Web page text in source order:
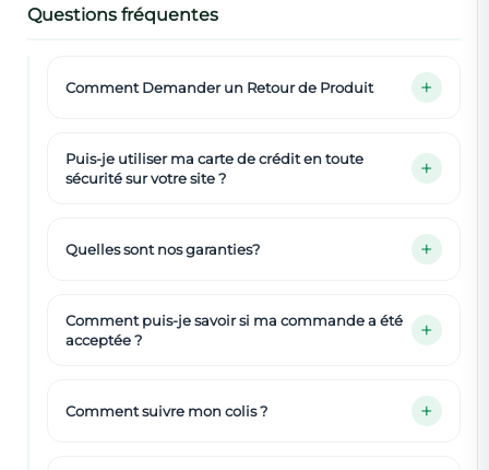
Questions fréquentes
Comment Demander un Retour de Produit
Puis-je utiliser ma carte de crédit en toute
sécurité sur votre site ?
Quelles sont nos garanties?
Comment puis-je savoir si ma commande a été
acceptée ?
Comment suivre mon colis ?